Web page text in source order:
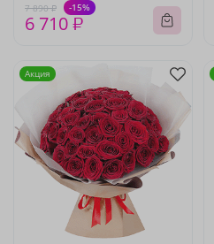
7 890 ₽ -15%
6 710 ₽
Акция